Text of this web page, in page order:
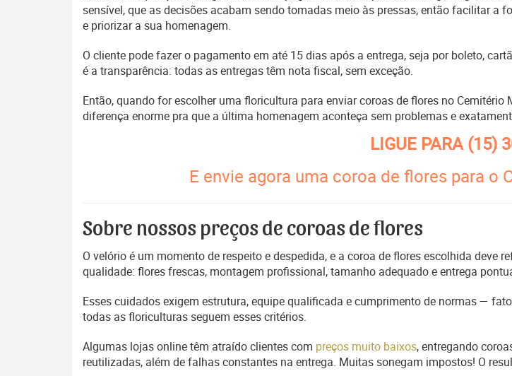
sensível, que as decisões acabam sendo tomadas meio às pressas, então facilitar a
e priorizar a sua homenagem.
O cliente pode fazer o pagamento em até 15 dias após a entrega, seja por boleto,
é a transparência: todas as entregas têm nota fiscal, sem exceção.
Então, quando for escolher uma floricultura para enviar coroas de flores no
diferença enorme pra que a última homenagem aconteça sem problemas e
LIGUE PARA(15)
E envie agora uma coroa de flores para o
Sobre nossos preços de coroas de flores
O velório é um momento de respeito e despedida, e a coroa de flores escolhida
qualidade: flores frescas, montagem profissional, tamanho adequado e entrega
Esses cuidados exigem estrutura, equipe qualificada e cumprimento de normas —
todas as floriculturas seguem esses critérios.
Algumas lojas online têm atraído clientes com preços muito baixos, entregando
reutilizadas, além de falhas constantes na entrega. Muitas sonegam impostos! O